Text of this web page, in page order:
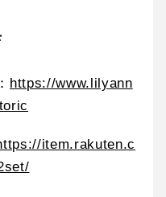
https://www.lilyann
item.rakuten.c